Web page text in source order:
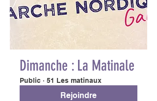
Dimanche : La Matinale
Public · 51 Les matinaux
Rejoindre